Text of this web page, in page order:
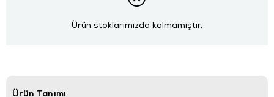
Ürün stoklarımızda kalmamıştır.
Ürün Tanımı